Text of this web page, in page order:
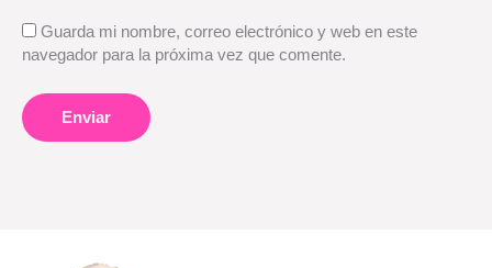
Guarda mi nombre, correo electrónico y web en este
navegador para la próxima vez que comente.